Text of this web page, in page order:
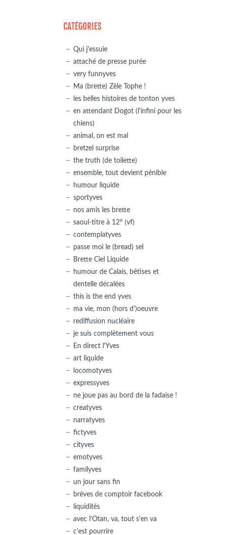
CATÉGORIES
Qui j'essuie
attaché de presse purée
very funnyves
Ma (brette) Zèle Tophe !
les belles histoires de tonton yves
en attendant Dogot (l'infini pour les
chiens)
animal, on est mal
bretzel surprise
the truth (de toilette)
ensemble, tout devient pénible
humour liquide
sportyves
nos amis les brette
saoul-titre à 12° (vf)
contemplatyves
passe moi le (bread) sel
Brette Ciel Liquide
humour de Calais, bêtises et
dentelle décalées
this is the end yves
ma vie, mon (hors d')oeuvre
rediffusion nucléaire
je suis complètement vous
En direct l'Yves
art liquide
locomotyves
expressyves
ne joue pas au bord de la fadaise !
creatyves
narratyves
fictyves
cityves
emotyves
familyves
un jour sans fin
brèves de comptoir facebook
liquidités
avec l'Otan, va, tout s'en va
c'est pourrire